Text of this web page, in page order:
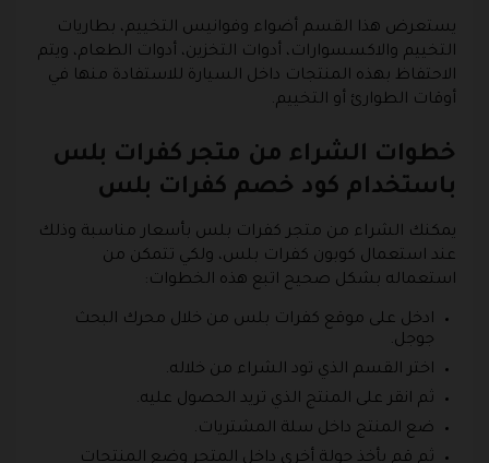
يستعرض هذا القسم أضواء وفوانيس التخييم، بطاريات
التخييم والاكسسوارات، أدوات التخزين، أدوات الطعام، ويتم
الاحتفاظ بهذه المنتجات داخل السيارة للاستفادة منها في
أوقات الطوارئ أو التخييم.
خطوات الشراء من متجر كفرات بلس
باستخدام كود خصم كفرات بلس
يمكنك الشراء من متجر كفرات بلس بأسعار مناسبة وذلك
عند استعمال كوبون كفرات بلس، ولكي تتمكن من
استعماله بشكل صحيح اتبع هذه الخطوات:
ادخل على موقع كفرات بلس من خلال محرك البحث
جوجل.
اختر القسم الذي تود الشراء من خلاله.
ثم انقر على المنتج الذي تريد الحصول عليه.
ضع المنتج داخل سلة المشتريات.
ثم قم بأخذ جولة أخرى داخل المتجر وضع المنتجات